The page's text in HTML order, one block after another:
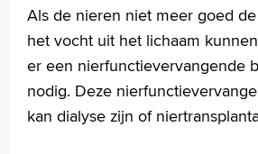
Specialismen
Werken en leren
Medewerkers
Contact
Als de nieren niet meer goed
het vocht uit het lichaam
er een nierfunctievervangende
nodig. Deze
kan dialyse zijn of